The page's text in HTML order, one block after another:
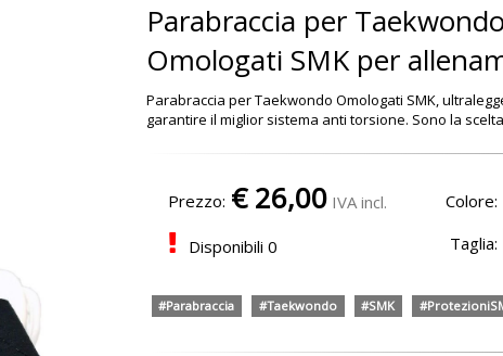
Parabraccia per
Omologati SMK per
Parabraccia per Taekwondo Omologati SMK,
garantire il miglior sistema anti torsione. Sono la
Prezzo: €26,00 IVA incl.
Disponibili 0
Colore:
Taglia:
#Parabraccia #Taekwondo #SMK